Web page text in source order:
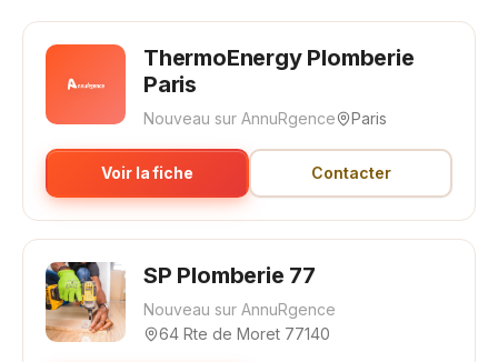
ThermoEnergy Plomberie
Paris
Nouveau sur AnnuRgence Paris
Voir la fiche Contacter
SP Plomberie 77
Nouveau sur AnnuRgence
64 Rte de Moret 77140